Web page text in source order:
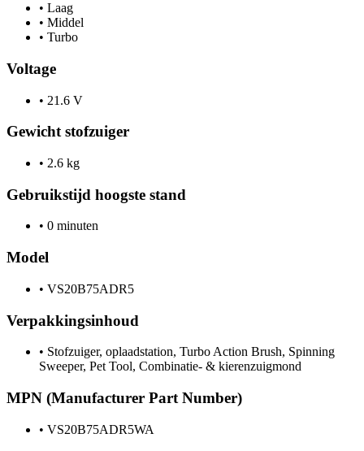
• Laag
• Middel
• Turbo
Voltage
• 21.6 V
Gewicht stofzuiger
• 2.6 kg
Gebruikstijd hoogste stand
• 0 minuten
Model
• VS20B75ADR5
Verpakkingsinhoud
• Stofzuiger, oplaadstation, Turbo Action Brush, Spinning
Sweeper, Pet Tool, Combinatie- & kierenzuigmond
MPN (Manufacturer Part Number)
• VS20B75ADR5WA